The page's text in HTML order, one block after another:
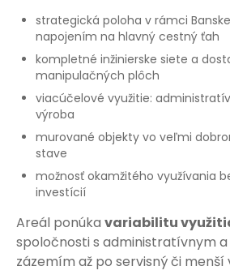
strategická poloha v rámci
napojením na hlavný cestný ťah
kompletné inžinierske siete a
manipulačných plôch
viacúčelové využitie:
výroba
murované objekty vo veľmi
stave
možnosť okamžitého využívania
investícií
Areál ponúka variabilitu
spoločnosti s administratívnym
zázemím až po servisný či